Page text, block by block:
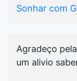
Sonhar com
Agradeço
um alivio